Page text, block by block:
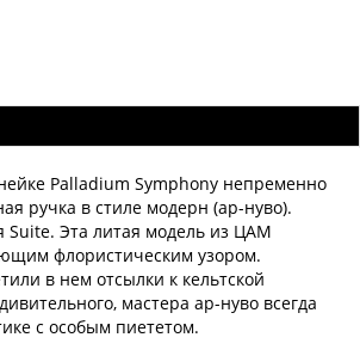
Palladium Symphony непременно
ручка в стиле модерн (ар-нуво).
Suite. Эта литая модель из ЦАМ
флористическим узором.
в нем отсылки к кельтской
мастера ар-нуво всегда
с особым пиететом.